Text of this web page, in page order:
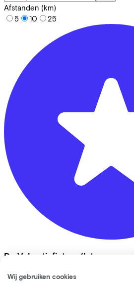
Afstanden (km)
5
10 25
De Vakantiefietser (let op: geen
Westerstraat 216
Wij gebruiken cookies